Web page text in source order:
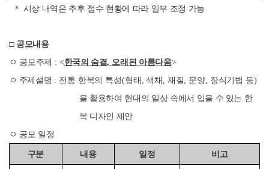
＊ 시상 내역은 추후 접수 현황에 따라 일부 조정 가능
□ 공모내용
ㅇ 공모주제 : <한국의 숨결, 오래된 아름다움>
ㅇ 주제설명 : 전통 한복의 특성(형태 ,색채 재질 문양, 장식기법 등)
을 활용하여 현대의 일상 속에서 입을 수 있는 한
복 디자인 제안
ㅇ 공모 일정
구분 내용 일정 비고